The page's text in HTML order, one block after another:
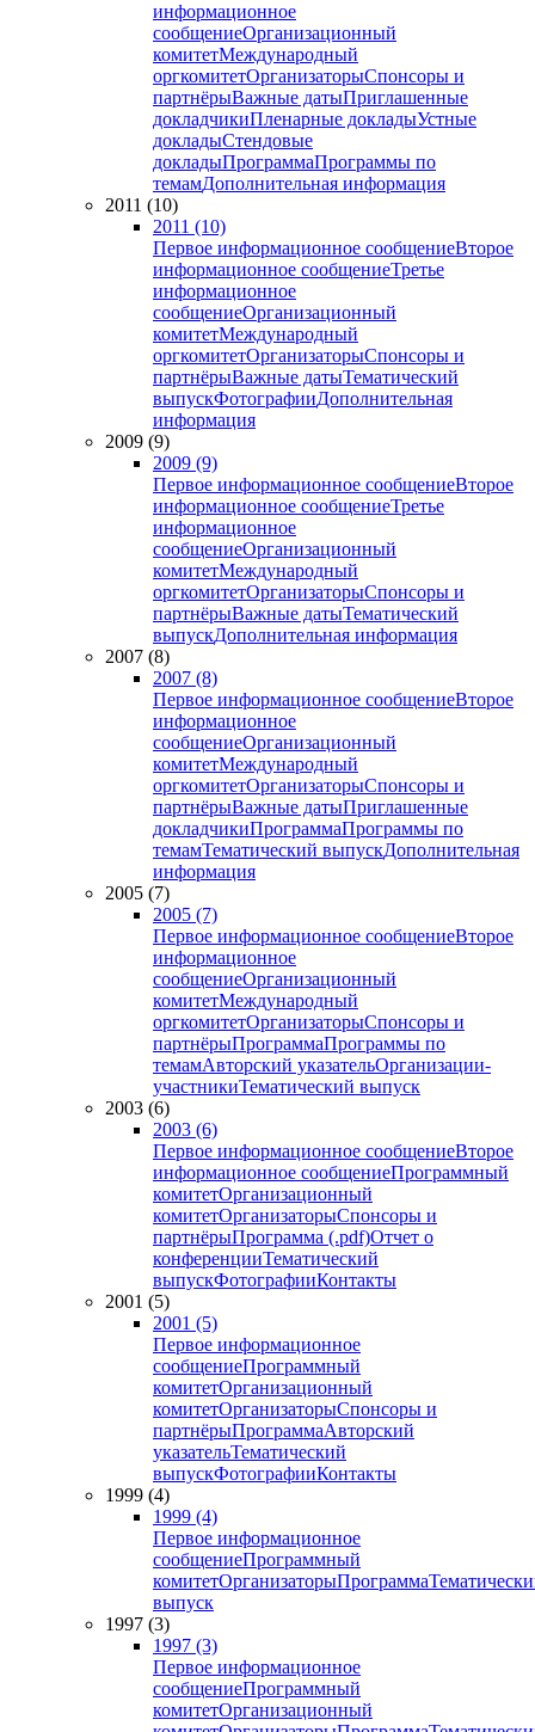
информационное
сообщениеОрганизационный
комитетМеждународный
оргкомитетОрганизаторыСпонсоры и
партнёрыВажные датыПриглашенные
докладчикиПленарные докладыУстные
докладыСтендовые
докладыПрограммаПрограммы по
темамДополнительная информация
2011 (10)
2011 (10)
Первое информационное сообщениеВторое
информационное сообщениеТретье
информационное
сообщениеОрганизационный
комитетМеждународный
оргкомитетОрганизаторыСпонсоры и
партнёрыВажные датыТематический
выпускФотографииДополнительная
информация
2009 (9)
2009 (9)
Первое информационное сообщениеВторое
информационное сообщениеТретье
информационное
сообщениеОрганизационный
комитетМеждународный
оргкомитетОрганизаторыСпонсоры и
партнёрыВажные датыТематический
выпускДополнительная информация
2007 (8)
2007 (8)
Первое информационное сообщениеВторое
информационное
сообщениеОрганизационный
комитетМеждународный
оргкомитетОрганизаторыСпонсоры и
партнёрыВажные датыПриглашенные
докладчикиПрограммаПрограммы по
темамТематический выпускДополнительная
информация
2005 (7)
2005 (7)
Первое информационное сообщениеВторое
информационное
сообщениеОрганизационный
комитетМеждународный
оргкомитетОрганизаторыСпонсоры и
партнёрыПрограммаПрограммы по
темамАвторский указательОрганизации-
участникиТематический выпуск
2003 (6)
2003 (6)
Первое информационное сообщениеВторое
информационное сообщениеПрограммный
комитетОрганизационный
комитетОрганизаторыСпонсоры и
партнёрыПрограмма (.pdf)Отчет о
конференцииТематический
выпускФотографииКонтакты
2001 (5)
2001 (5)
Первое информационное
сообщениеПрограммный
комитетОрганизационный
комитетОрганизаторыСпонсоры и
партнёрыПрограммаАвторский
указательТематический
выпускФотографииКонтакты
1999 (4)
1999 (4)
Первое информационное
сообщениеПрограммный
комитетОрганизаторыПрограмма
выпуск
1997 (3)
1997 (3)
Первое информационное
сообщениеПрограммный
комитетОрганизационный